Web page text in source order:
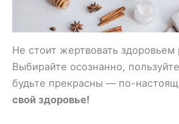
Не стоит жертвовать здоровьем
Выбирайте осознанно,
будьте прекрасны — по-
свой здоровье!